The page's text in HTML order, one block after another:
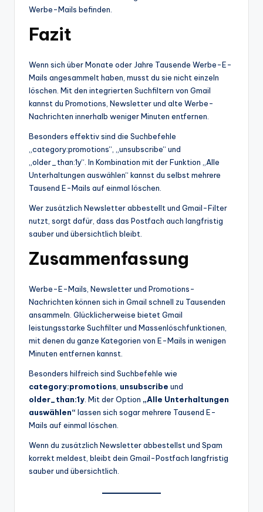
Werbe-Mails befinden.
Fazit
Wenn sich über Monate oder Jahre Tausende Werbe-E-
Mails angesammelt haben, musst du sie nicht einzeln
löschen. Mit den integrierten Suchfiltern von Gmail
kannst du Promotions, Newsletter und alte Werbe-
Nachrichten innerhalb weniger Minuten entfernen.
Besonders effektiv sind die Suchbefehle
„category:promotions“, „unsubscribe“ und
„older_than:1y“. In Kombination mit der Funktion „Alle
Unterhaltungen auswählen“ kannst du selbst mehrere
Tausend E-Mails auf einmal löschen.
Wer zusätzlich Newsletter abbestellt und Gmail-Filter
nutzt, sorgt dafür, dass das Postfach auch langfristig
sauber und übersichtlich bleibt.
Zusammenfassung
Werbe-E-Mails, Newsletter und Promotions-
Nachrichten können sich in Gmail schnell zu Tausenden
ansammeln. Glücklicherweise bietet Gmail
leistungsstarke Suchfilter und Massenlöschfunktionen,
mit denen du ganze Kategorien von E-Mails in wenigen
Minuten entfernen kannst.
Besonders hilfreich sind Suchbefehle wie
category:promotions, unsubscribe und
older_than:1y. Mit der Option „Alle Unterhaltungen
auswählen“ lassen sich sogar mehrere Tausend E-
Mails auf einmal löschen.
Wenn du zusätzlich Newsletter abbestellst und Spam
korrekt meldest, bleibt dein Gmail-Postfach langfristig
sauber und übersichtlich.